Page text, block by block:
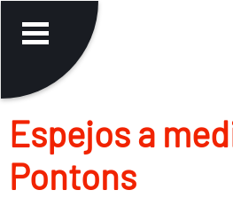
Espejos a
Pontons